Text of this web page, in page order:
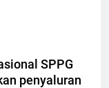
SPPG
penyaluran